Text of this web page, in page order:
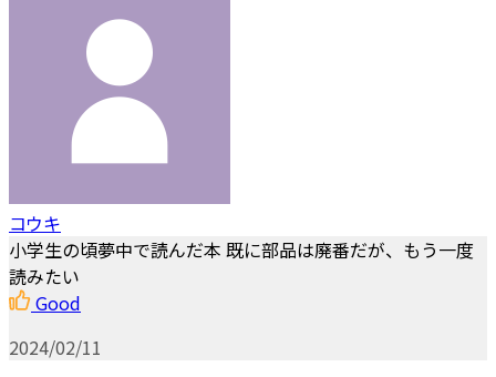
コウキ
小学生の頃夢中で読んだ本 既に部品は廃番だが、もう一度
読みたい
Good
2024/02/11